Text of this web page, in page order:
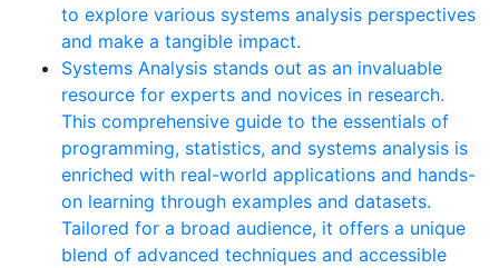
to explore various systems analysis perspectives
and make a tangible impact.
Systems Analysis stands out as an invaluable
resource for experts and novices in research.
This comprehensive guide to the essentials of
programming, statistics, and systems analysis is
enriched with real-world applications and hands-
on learning through examples and datasets.
Tailored for a broad audience, it offers a unique
blend of advanced techniques and accessible